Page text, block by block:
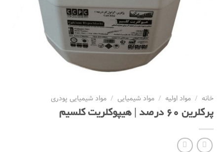
خانه / مواد اولیه / مواد شیمیایی / مواد شیمیایی پودری
پرکلرین 60 درصد | هیپوکلریت کلسیم